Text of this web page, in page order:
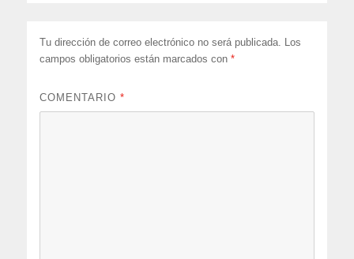
Tu dirección de correo electrónico no será publicada. Los
campos obligatorios están marcados con*
COMENTARIO*